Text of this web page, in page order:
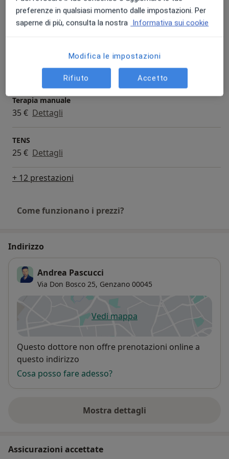
- k Laser
Prima visita fisioterapica
Ultrasuonoterapia
Dettagli
Terapia manuale
35 € Dettagli
TENS
25 € Dettagli
+ 12 prestazioni
Come funzionano i prezzi?
Indirizzo
Andrea Pascucci
Via Don Bosco 25, Genzano 00045
Vedi mappasi apre in una nuova scheda
Disponibilità
Questo dottore non offre prenotazioni online a
questo indirizzo
Cosa posso fare adesso?
Mostra dettagli
sull'indirizzo
Assicurazioni accettate
preferenze in qualsiasi momento dalle impostazioni. Per
saperne di più, consulta la nostra Informativa sui cookie
Modifica le impostazioni
Rifiuto Accetto